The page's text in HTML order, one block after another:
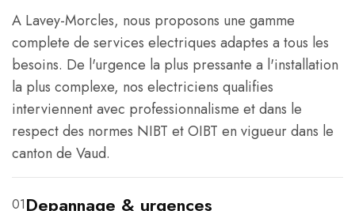
A Lavey-Morcles, nous proposons une gamme
complete de services electriques adaptes a tous les
besoins. De l'urgence la plus pressante a l'installation
la plus complexe, nos electriciens qualifies
interviennent avec professionnalisme et dans le
respect des normes NIBT et OIBT en vigueur dans le
canton de Vaud.
01Depannage & urgences